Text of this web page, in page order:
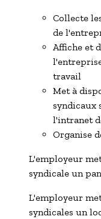
Collecte
de
Affiche et
travail
Met à
syndicaux
l'intranet
Organise
L'employeur
syndicale un
L'employeur
syndicales un